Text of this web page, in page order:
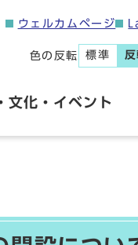
ウェルカムページ
色の反転 標準 反
文化・イベント